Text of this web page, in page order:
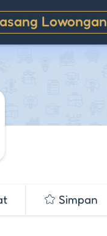
Lowongan
Simpan